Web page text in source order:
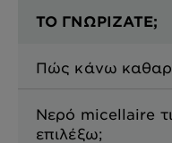
ΤΟ ΓΝΩΡΙΖΑΤΕ;
Πώς κάνω
Νερό micellaire τι
επιλέξω;